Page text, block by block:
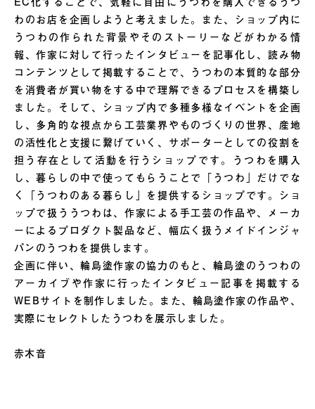
わのお店を企画しようと考えました。また、ショップ内に
うつわの作られた背景やそのストーリーなどがわかる情
報、作家に対して行ったインタビューを記事化し、読み物
コンテンツとして掲載することで、うつわの本質的な部分
を消費者が買い物をする中で理解できるプロセスを構築し
ました。そして、ショップ内で多種多様なイベントを企画
し、多角的な視点から工芸業界やものづくりの世界、産地
の活性化と支援に繋げていく、サポーターとしての役割を
担う存在として活動を行うショップです。うつわを購入
し、暮らしの中で使ってもらうことで「うつわ」だけでな
く「うつわのある暮らし」を提供するショップです。ショ
ップで扱ううつわは、作家による手工芸の作品や、メーカ
ーによるプロダクト製品など、幅広く扱うメイドインジャ
パンのうつわを提供します。
企画に伴い、輪島塗作家の協力のもと、輪島塗のうつわの
アーカイブや作家に行ったインタビュー記事を掲載する
WEBサイトを制作しました。また、輪島塗作家の作品や、
実際にセレクトしたうつわを展示しました。
赤木音